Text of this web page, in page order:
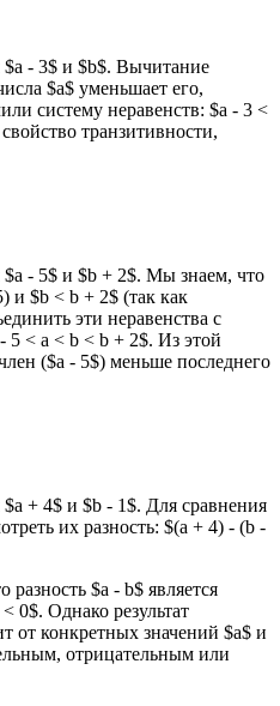
- 3$ и $b$. Вычитание
$a$ уменьшает его,
систему неравенств: $a - 3 <
транзитивности,
- 5$ и $b + 2$. Мы знаем, что
и $b < b + 2$ (так как
эти неравенства с
5 < a < b < b + 2$. Из этой
($a - 5$) меньше последнего
+ 4$ и $b - 1$. Для сравнения
их разность: $(a + 4) - (b -
разность $a - b$ является
0$. Однако результат
от конкретных значений $a$ и
отрицательным или